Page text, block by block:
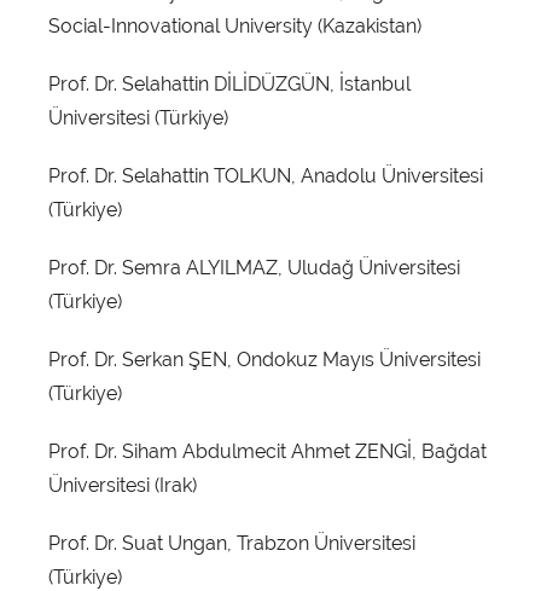
Social-Innovational University (Kazakistan)
Prof. Dr. Selahattin DİLİDÜZGÜN, İstanbul
Üniversitesi (Türkiye)
Prof. Dr. Selahattin TOLKUN, Anadolu Üniversitesi
(Türkiye)
Prof. Dr. Semra ALYILMAZ, Uludağ Üniversitesi
(Türkiye)
Prof. Dr. Serkan ŞEN, Ondokuz Mayıs Üniversitesi
(Türkiye)
Prof. Dr. Siham Abdulmecit Ahmet ZENGİ, Bağdat
Üniversitesi (Irak)
Prof. Dr. Suat Ungan, Trabzon Üniversitesi
(Türkiye)